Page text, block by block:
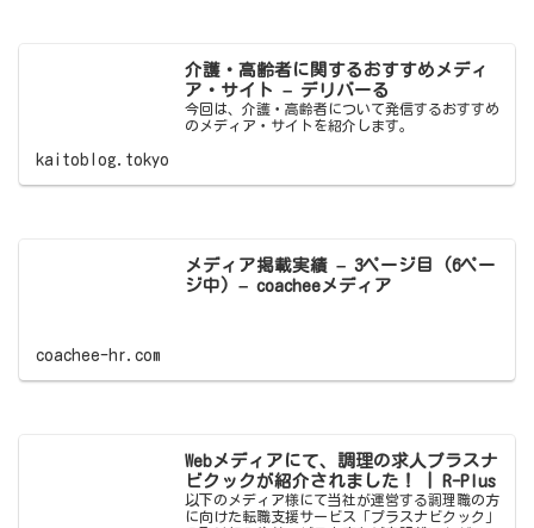
介護・高齢者に関するおすすめメディ
ア・サイト – デリバーる
今回は、介護・高齢者について発信するおすすめ
のメディア・サイトを紹介します。
kaitoblog.tokyo
メディア掲載実績 – 3ページ目 (6ペー
ジ中) – coacheeメディア
coachee-hr.com
Webメディアにて、調理の求人プラスナ
ビクックが紹介されました！ | R-Plus
以下のメディア様にて当社が運営する調理職の方
に向けた転職支援サービス「プラスナビクック」